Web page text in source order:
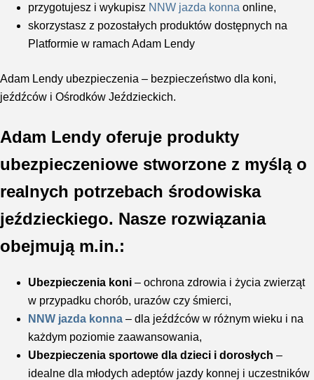
przygotujesz i wykupisz NNW jazda konna online,
skorzystasz z pozostałych produktów dostępnych na
Platformie w ramach Adam Lendy
Adam Lendy ubezpieczenia – bezpieczeństwo dla koni,
jeźdźców i Ośrodków Jeździeckich.
Adam Lendy oferuje produkty
ubezpieczeniowe stworzone z myślą o
realnych potrzebach środowiska
jeździeckiego. Nasze rozwiązania
obejmują m.in.:
Ubezpieczenia koni – ochrona zdrowia i życia zwierząt
w przypadku chorób, urazów czy śmierci,
NNW jazda konna – dla jeźdźców w różnym wieku i na
każdym poziomie zaawansowania,
Ubezpieczenia sportowe dla dzieci i dorosłych –
idealne dla młodych adeptów jazdy konnej i uczestników